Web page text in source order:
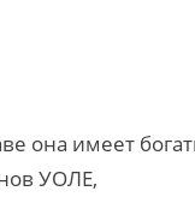
она имеет
УОЛЕ,